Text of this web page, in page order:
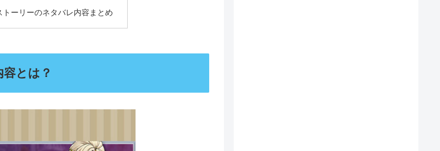
ーリーのネタバレ内容まとめ
とは？